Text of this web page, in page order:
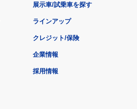
展示車/試乗車を探す
ラインアップ
クレジット/保険
企業情報
採用情報